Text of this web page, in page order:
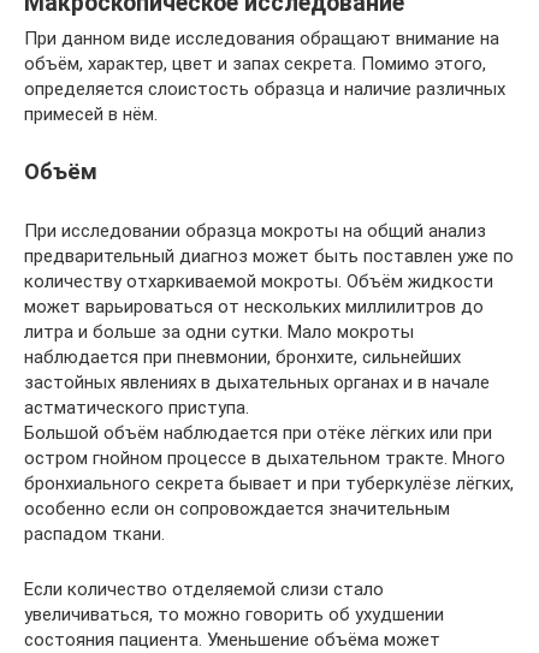
При данном виде исследования обращают внимание на
объём, характер, цвет и запах секрета. Помимо этого,
определяется слоистость образца и наличие различных
примесей в нём.
Объём
При исследовании образца мокроты на общий анализ
предварительный диагноз может быть поставлен уже по
количеству отхаркиваемой мокроты. Объём жидкости
может варьироваться от нескольких миллилитров до
литра и больше за одни сутки. Мало мокроты
наблюдается при пневмонии, бронхите, сильнейших
застойных явлениях в дыхательных органах и в начале
астматического приступа.
Большой объём наблюдается при отёке лёгких или при
остром гнойном процессе в дыхательном тракте. Много
бронхиального секрета бывает и при туберкулёзе лёгких,
особенно если он сопровождается значительным
распадом ткани.
Если количество отделяемой слизи стало
увеличиваться, то можно говорить об ухудшении
состояния пациента. Уменьшение объёма может